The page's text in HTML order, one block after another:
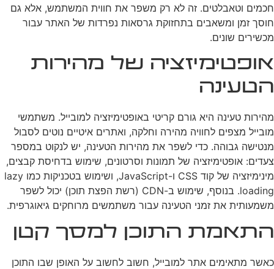
חכמים וטאבלטים. זה לא רק משפר את חווית המשתמש, אלא גם
חוסך זמן ומשאבים בתחזוקת גרסאות נפרדות של האתר עבור
מכשירים שונים.
אופטימיזציה של מהירות
הטעינה
מהירות טעינה היא גורם קריטי באופטימיזציה למובייל. משתמשי
מובייל מצפים לחוויה מהירה וחלקה, ואתרים איטיים נוטים לסבול
מנטישה גבוהה. כדי לשפר את מהירות הטעינה, יש לנקוט במספר
צעדים: אופטימיזציה של תמונות וסרטונים, שימוש בדחיסת קבצים,
מינימיזציה של קוד CSS ו-JavaScript, ושימוש בטכניקות כמו lazy
loading. בנוסף, שימוש ב-CDN (רשת הפצת תוכן) יכול לשפר
משמעותית את זמני הטעינה עבור משתמשים מרוחקים גיאוגרפית.
התאמת התוכן למסך קטן
כאשר מתאימים אתר למובייל, חשוב לחשוב על האופן שבו התוכן